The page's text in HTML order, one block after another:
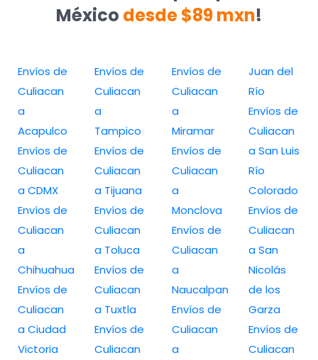
México desde $89 mxn!
Envíos de
Culiacan
a
Acapulco
Envíos de
Culiacan
a CDMX
Envíos de
Culiacan
a
Chihuahua
Envíos de
Culiacan
a Ciudad
Victoria
Envíos de
Culiacan
a
Tampico
Envíos de
Culiacan
a Tijuana
Envíos de
Culiacan
a Toluca
Envíos de
Culiacan
a Tuxtla
Envíos de
Culiacan
Envíos de
Culiacan
a
Miramar
Envíos de
Culiacan
a
Monclova
Envíos de
Culiacan
a
Naucalpan
Envíos de
Culiacan
a
Juan del
Río
Envíos de
Culiacan
a San Luis
Río
Colorado
Envíos de
Culiacan
a San
Nicolás
de los
Garza
Envíos de
Culiacan